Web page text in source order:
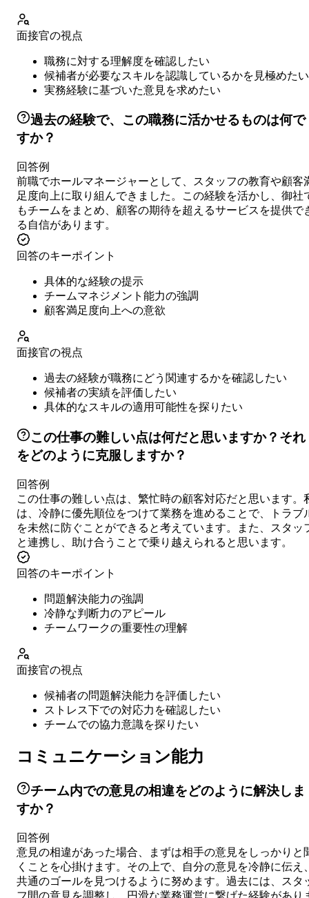
面接官の視点
職務に対する理解度を確認したい
候補者が必要なスキルを認識しているかを見極めたい
実務経験に基づいた意見を求めたい
過去の経験で、この職務に活かせるものは何で
すか？
回答例
前職でホールマネージャーとして、スタッフの教育や顧客
足度向上に取り組んできました。この経験を活かし、御社
もチームをまとめ、顧客の期待を超えるサービスを提供で
る自信があります。
回答のキーポイント
具体的な経験の提示
チームマネジメント能力の強調
顧客満足度向上への意欲
面接官の視点
過去の経験が職務にどう関連するかを確認したい
候補者の実績を評価したい
具体的なスキルの適用可能性を探りたい
この仕事の難しい点は何だと思いますか？それ
をどのように克服しますか？
回答例
この仕事の難しい点は、繁忙時の顧客対応だと思います。
は、冷静に優先順位をつけて業務を進めることで、トラブ
を未然に防ぐことができると考えています。また、スタッ
と連携し、助け合うことで乗り越えられると思います。
回答のキーポイント
問題解決能力の強調
冷静な判断力のアピール
チームワークの重要性の理解
面接官の視点
候補者の問題解決能力を評価したい
ストレス下での対応力を確認したい
チームでの協力意識を探りたい
コミュニケーション能力
チーム内での意見の相違をどのように解決しま
すか？
回答例
意見の相違があった場合、まずは相手の意見をしっかりと
くことを心掛けます。その上で、自分の意見を冷静に伝え
共通のゴールを見つけるように努めます。過去には、スタ
フ間の意見を調整し、円滑な業務運営に繋げた経験があり